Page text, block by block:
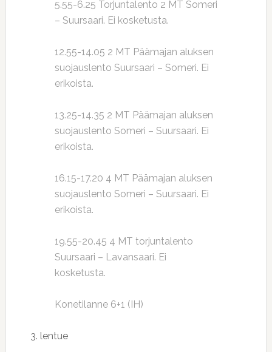
5.55-6.25 Torjuntalento 2 MT Someri
– Suursaari. Ei kosketusta.
12.55-14.05 2 MT Päämajan aluksen
suojauslento Suursaari – Someri. Ei
erikoista.
13.25-14.35 2 MT Päämajan aluksen
suojauslento Someri – Suursaari. Ei
erikoista.
16.15-17.20 4 MT Päämajan aluksen
suojauslento Someri – Suursaari. Ei
erikoista.
19.55-20.45 4 MT torjuntalento
Suursaari – Lavansaari. Ei
kosketusta.
Konetilanne 6+1 (IH)
3. lentue